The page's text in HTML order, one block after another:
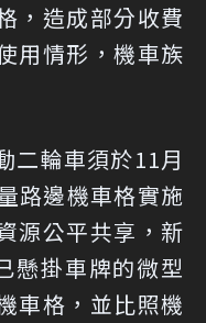
，造成部分收費
用情形，機車族
二輪車須於11月
路邊機車格實施
源公平共享，新
懸掛車牌的微型
車格，並比照機